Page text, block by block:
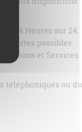
24 Heures sur 24,
courtes possibles
et Services
téléphoniques ou du